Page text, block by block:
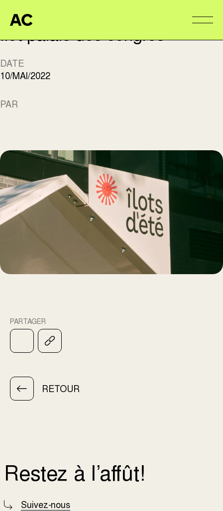
Aire Commune
Îlot palais des congrès
DATE
10/MAI/2022
PAR
PARTAGER
RETOUR
Restez à l’affût!
Suivez-nous